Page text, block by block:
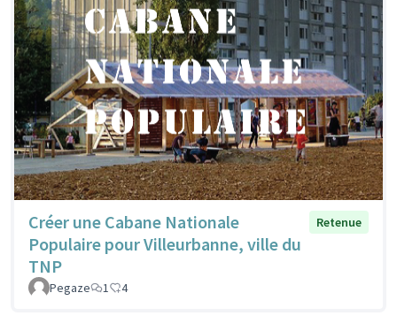
Créer une Cabane Nationale
Populaire pour Villeurbanne, ville du
TNP
Retenue
Pegaze 1 4